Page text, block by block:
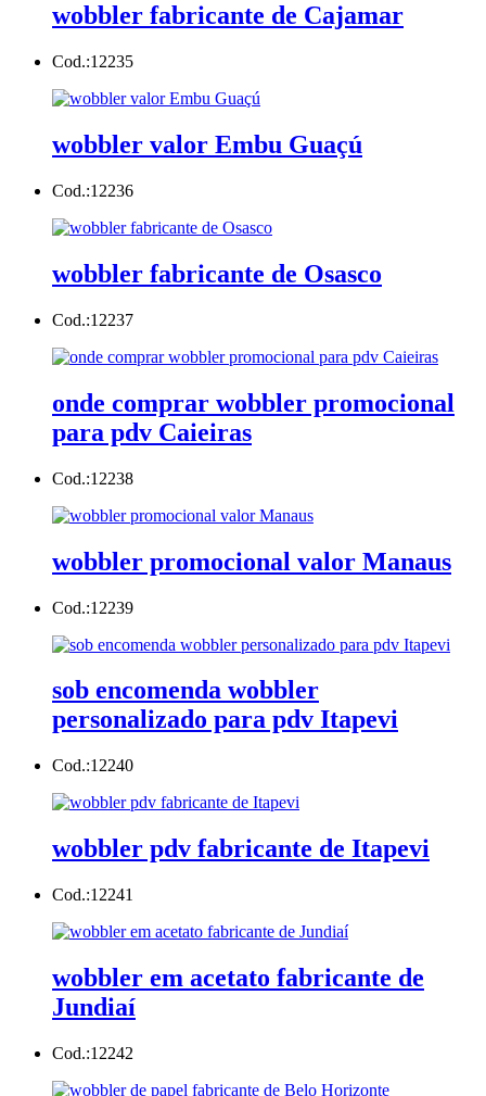
wobbler fabricante de Cajamar
Cod.:12235
wobbler valor Embu Guaçú
Cod.:12236
wobbler fabricante de Osasco
Cod.:12237
onde comprar wobbler promocional
para pdv Caieiras
Cod.:12238
wobbler promocional valor Manaus
Cod.:12239
sob encomenda wobbler
personalizado para pdv Itapevi
Cod.:12240
wobbler pdv fabricante de Itapevi
Cod.:12241
wobbler em acetato fabricante de
Jundiaí
Cod.:12242